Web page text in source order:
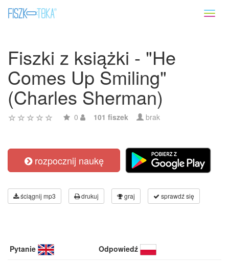
Fiszki z książki - "He
Comes Up Smiling"
(Charles Sherman)
0 101 fiszek brak
rozpocznij naukę
ściągnij mp3 drukuj graj sprawdź się
Pytanie Odpowiedź